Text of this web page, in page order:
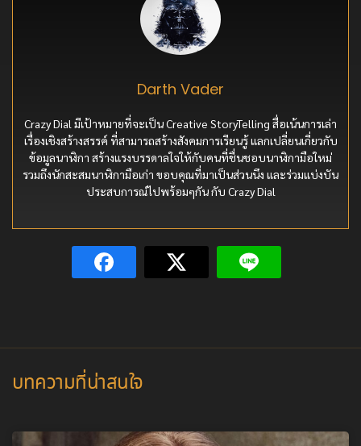
Darth Vader
Crazy Dial มีเป้าหมายที่จะเป็น Creative StoryTelling สื่อเน้นการเล่า
เรื่องเชิงสร้างสรรค์ ที่สามารถสร้างสังคมการเรียนรู้ แลกเปลี่ยนเกี่ยวกับ
ข้อมูลนาฬิกา สร้างแรงบรรดาลใจให้กับคนที่ชื่นชอบนาฬิกามือใหม่
รวมถึงนักสะสมนาฬิกามือเก่า ขอบคุณที่มาเป็นส่วนนึง และร่วมแบ่งบัน
ประสบการณ์ไปพร้อมๆกัน กับ Crazy Dial
บทความที่น่าสนใจ